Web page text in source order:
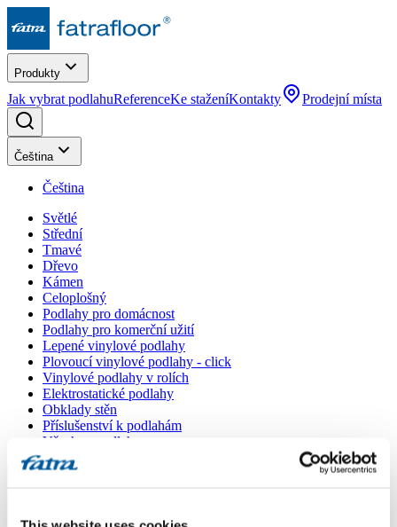
Produkty
Jak vybrat podlahuReferenceKe staženíKontakty Prodejní místa
Čeština
Čeština
Světlé
Střední
Tmavé
Dřevo
Kámen
Celoplošný
Podlahy pro domácnost
Podlahy pro komerční užití
Lepené vinylové podlahy
Plovoucí vinylové podlahy - click
Vinylové podlahy v rolích
Elektrostatické podlahy
Obklady stěn
Příslušenství k podlahám
Všechny podlahy